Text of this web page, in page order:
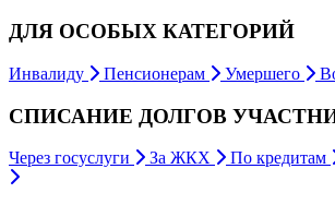
ДЛЯ ОСОБЫХ КАТЕГОРИЙ
Инвалиду Пенсионерам Умершего
СПИСАНИЕ ДОЛГОВ
Через госуслуги За ЖКХ По кредитам